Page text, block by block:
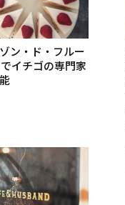
ン・ド・フルー
イチゴの専門家